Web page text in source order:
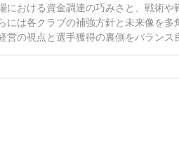
における資金調達の巧みさと、戦術
には各クラブの補強方針と未来像を
営の視点と選手獲得の裏側をバラン